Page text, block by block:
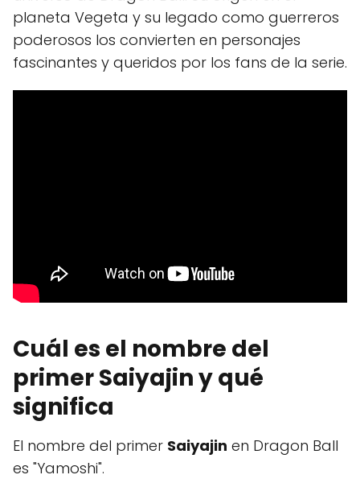
planeta Vegeta y su legado como guerreros
poderosos los convierten en personajes
fascinantes y queridos por los fans de la serie.
Cuál es el nombre del
primer Saiyajin y qué
significa
El nombre del primer Saiyajin en Dragon Ball
es "Yamoshi".